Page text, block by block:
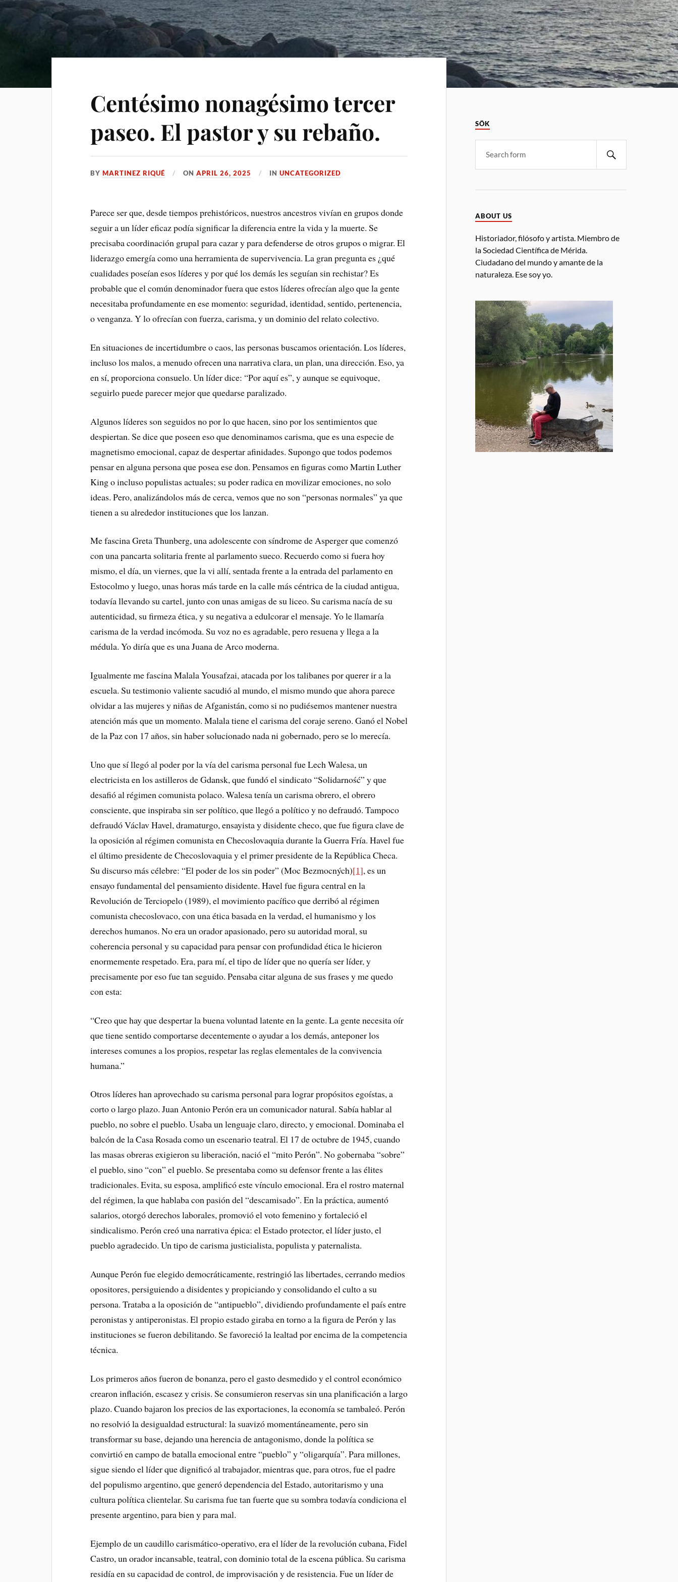
Centésimo nonagésimo tercer
paseo. El pastor y su rebaño.
BYMARTINEZ RIQUÉ ONAPRIL 26, 2025 INUNCATEGORIZED
Parece ser que, desde tiempos prehistóricos, nuestros ancestros vivían en grupos donde
seguir a un líder eficaz podía significar la diferencia entre la vida y la muerte. Se
precisaba coordinación grupal para cazar y para defenderse de otros grupos o migrar. El
liderazgo emergía como una herramienta de supervivencia. La gran pregunta es ¿qué
cualidades poseían esos líderes y por qué los demás les seguían sin rechistar? Es
probable que el común denominador fuera que estos líderes ofrecían algo que la gente
necesitaba profundamente en ese momento: seguridad, identidad, sentido, pertenencia,
o venganza. Y lo ofrecían con fuerza, carisma, y un dominio del relato colectivo.
En situaciones de incertidumbre o caos, las personas buscamos orientación. Los líderes,
incluso los malos, a menudo ofrecen una narrativa clara, un plan, una dirección. Eso, ya
en sí, proporciona consuelo. Un líder dice: “Por aquí es”, y aunque se equivoque,
seguirlo puede parecer mejor que quedarse paralizado.
Algunos líderes son seguidos no por lo que hacen, sino por los sentimientos que
despiertan. Se dice que poseen eso que denominamos carisma, que es una especie de
magnetismo emocional, capaz de despertar afinidades. Supongo que todos podemos
pensar en alguna persona que posea ese don. Pensamos en figuras como Martin Luther
King o incluso populistas actuales; su poder radica en movilizar emociones, no solo
ideas. Pero, analizándolos más de cerca, vemos que no son “personas normales” ya que
tienen a su alrededor instituciones que los lanzan.
Me fascina Greta Thunberg, una adolescente con síndrome de Asperger que comenzó
con una pancarta solitaria frente al parlamento sueco. Recuerdo como si fuera hoy
mismo, el día, un viernes, que la vi allí, sentada frente a la entrada del parlamento en
Estocolmo y luego, unas horas más tarde en la calle más céntrica de la ciudad antigua,
todavía llevando su cartel, junto con unas amigas de su liceo. Su carisma nacía de su
autenticidad, su firmeza ética, y su negativa a edulcorar el mensaje. Yo le llamaría
carisma de la verdad incómoda. Su voz no es agradable, pero resuena y llega a la
médula. Yo diría que es una Juana de Arco moderna.
Igualmente me fascina Malala Yousafzai, atacada por los talibanes por querer ir a la
escuela. Su testimonio valiente sacudió al mundo, el mismo mundo que ahora parece
olvidar a las mujeres y niñas de Afganistán, como si no pudiésemos mantener nuestra
atención más que un momento. Malala tiene el carisma del coraje sereno. Ganó el Nobel
de la Paz con 17 años, sin haber solucionado nada ni gobernado, pero se lo merecía.
Uno que sí llegó al poder por la vía del carisma personal fue Lech Walesa, un
electricista en los astilleros de Gdansk, que fundó el sindicato “Solidarność” y que
desafió al régimen comunista polaco. Walesa tenía un carisma obrero, el obrero
consciente, que inspiraba sin ser político, que llegó a político y no defraudó. Tampoco
defraudó Václav Havel, dramaturgo, ensayista y disidente checo, que fue figura clave de
la oposición al régimen comunista en Checoslovaquia durante la Guerra Fría. Havel fue
el último presidente de Checoslovaquia y el primer presidente de la República Checa.
Su discurso más célebre: “El poder de los sin poder” (Moc Bezmocných)[1], es un
ensayo fundamental del pensamiento disidente. Havel fue figura central en la
Revolución de Terciopelo (1989), el movimiento pacífico que derribó al régimen
comunista checoslovaco, con una ética basada en la verdad, el humanismo y los
derechos humanos. No era un orador apasionado, pero su autoridad moral, su
coherencia personal y su capacidad para pensar con profundidad ética le hicieron
enormemente respetado. Era, para mí, el tipo de líder que no quería ser líder, y
precisamente por eso fue tan seguido. Pensaba citar alguna de sus frases y me quedo
con esta:
“Creo que hay que despertar la buena voluntad latente en la gente. La gente necesita oír
que tiene sentido comportarse decentemente o ayudar a los demás, anteponer los
intereses comunes a los propios, respetar las reglas elementales de la convivencia
humana.”
Otros líderes han aprovechado su carisma personal para lograr propósitos egoístas, a
corto o largo plazo. Juan Antonio Perón era un comunicador natural. Sabía hablar al
pueblo, no sobre el pueblo. Usaba un lenguaje claro, directo, y emocional. Dominaba el
balcón de la Casa Rosada como un escenario teatral. El 17 de octubre de 1945, cuando
las masas obreras exigieron su liberación, nació el “mito Perón”. No gobernaba “sobre”
el pueblo, sino “con” el pueblo. Se presentaba como su defensor frente a las élites
tradicionales. Evita, su esposa, amplificó este vínculo emocional. Era el rostro maternal
del régimen, la que hablaba con pasión del “descamisado”. En la práctica, aumentó
salarios, otorgó derechos laborales, promovió el voto femenino y fortaleció el
sindicalismo. Perón creó una narrativa épica: el Estado protector, el líder justo, el
pueblo agradecido. Un tipo de carisma justicialista, populista y paternalista.
Aunque Perón fue elegido democráticamente, restringió las libertades, cerrando medios
opositores, persiguiendo a disidentes y propiciando y consolidando el culto a su
persona. Trataba a la oposición de “antipueblo”, dividiendo profundamente el país entre
peronistas y antiperonistas. El propio estado giraba en torno a la figura de Perón y las
instituciones se fueron debilitando. Se favoreció la lealtad por encima de la competencia
técnica.
Los primeros años fueron de bonanza, pero el gasto desmedido y el control económico
crearon inflación, escasez y crisis. Se consumieron reservas sin una planificación a largo
plazo. Cuando bajaron los precios de las exportaciones, la economía se tambaleó. Perón
no resolvió la desigualdad estructural: la suavizó momentáneamente, pero sin
transformar su base, dejando una herencia de antagonismo, donde la política se
convirtió en campo de batalla emocional entre “pueblo” y “oligarquía”. Para millones,
sigue siendo el líder que dignificó al trabajador, mientras que, para otros, fue el padre
del populismo argentino, que generó dependencia del Estado, autoritarismo y una
cultura política clientelar. Su carisma fue tan fuerte que su sombra todavía condiciona el
presente argentino, para bien y para mal.
Ejemplo de un caudillo carismático-operativo, era el líder de la revolución cubana, Fidel
Castro, un orador incansable, teatral, con dominio total de la escena pública. Su carisma
residía en su capacidad de control, de improvisación y de resistencia. Fue un líder de
SÖK
ABOUT US
Historiador, filósofo y artista. Miembro de
la Sociedad Científica de Mérida.
Ciudadano del mundo y amante de la
naturaleza. Ese soy yo.